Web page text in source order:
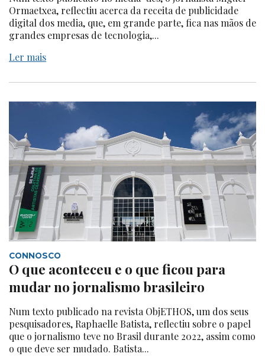
Ormaetxea, reflectiu acerca da receita de publicidade
digital dos media, que, em grande parte, fica nas mãos de
grandes empresas de tecnologia,...
Ler mais
CONNOSCO
O que aconteceu e o que ficou para
mudar no jornalismo brasileiro
Num texto publicado na revista ObjETHOS, um dos seus
pesquisadores, Raphaelle Batista, reflectiu sobre o papel
que o jornalismo teve no Brasil durante 2022, assim como
o que deve ser mudado. Batista...